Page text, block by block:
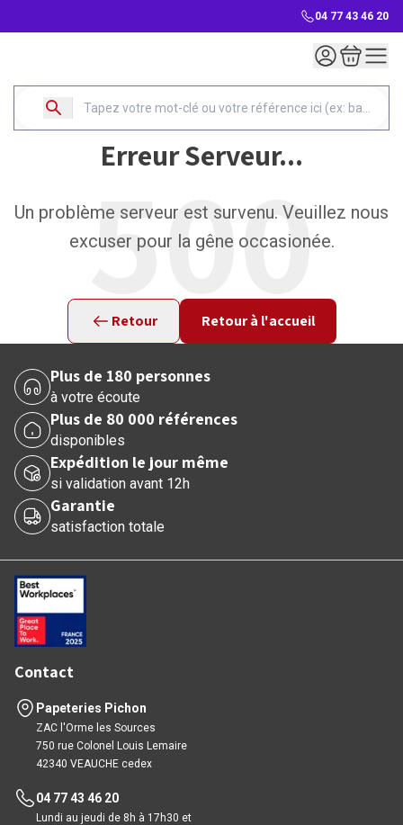
04 77 43 46 20
Mon compte
Mon
500
Erreur Serveur...
Un problème serveur est survenu. Veuillez nous
excuser pour la gêne occasionée.
Retour Retour à l'accueil
Plus de 180 personnes
à votre écoute
Plus de 80 000 références
disponibles
Expédition le jour même
si validation avant 12h
Garantie
satisfaction totale
Contact
Papeteries Pichon
ZAC l'Orme les Sources
750 rue Colonel Louis Lemaire
42340 VEAUCHE cedex
04 77 43 46 20
Lundi au jeudi de 8h à 17h30 et